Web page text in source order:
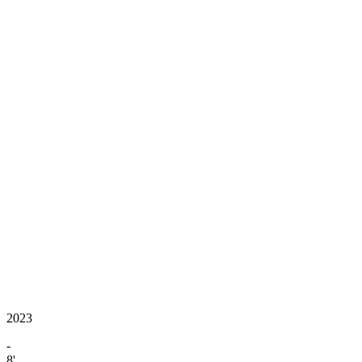
2023
-